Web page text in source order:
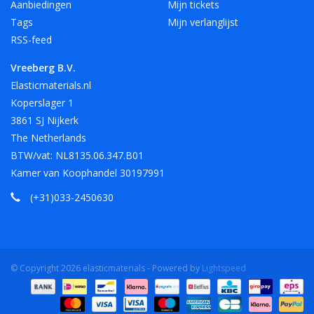
Aanbiedingen
Tags
RSS-feed
Mijn tickets
Mijn verlanglijst
Vreeberg B.V.
Elasticmaterials.nl
Koperslager 1
3861 SJ Nijkerk
The Netherlands
BTW/vat: NL8135.06.347.B01
Kamer van Koophandel 30197991
(+31)033-2450630
© Copyright 2026 elasticmaterials - Powered by Lightspeed